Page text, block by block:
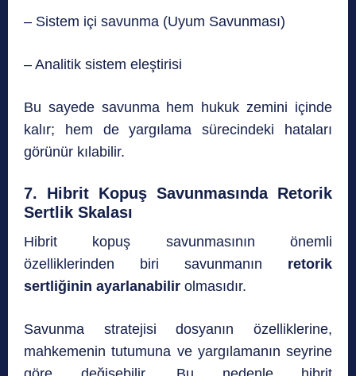
– Sistem içi savunma (Uyum Savunması)
– Analitik sistem eleştirisi
Bu sayede savunma hem hukuk zemini içinde
kalır; hem de yargılama sürecindeki hataları
görünür kılabilir.
7. Hibrit Kopuş Savunmasında Retorik
Sertlik Skalası
Hibrit kopuş savunmasının önemli
özelliklerinden biri savunmanın retorik
sertliğinin ayarlanabilir olmasıdır.
Savunma stratejisi dosyanın özelliklerine,
mahkemenin tutumuna ve yargılamanın seyrine